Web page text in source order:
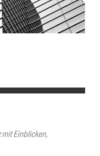
mit Einblicken,